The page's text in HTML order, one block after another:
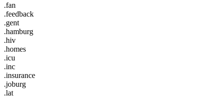
.fan
.feedback
.gent
.hamburg
.hiv
.homes
.icu
.inc
.insurance
.joburg
.lat